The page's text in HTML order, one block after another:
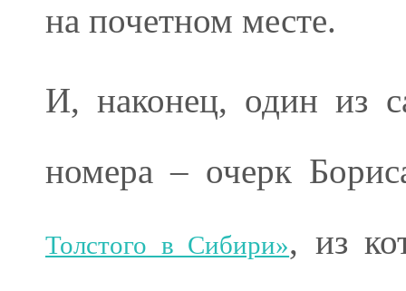
на почетном месте.
И, наконец, один из
номера – очерк
Толстого в Сибири», из